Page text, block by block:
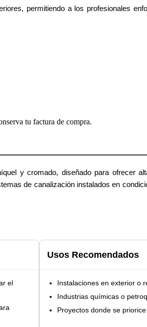
permitiendo a los profesionales
tu factura de compra.
y cromado, diseñado para ofrecer
de canalización instalados en
el
Usos Recomendados
Instalaciones en exterior o
Industrias químicas o
Proyectos donde se